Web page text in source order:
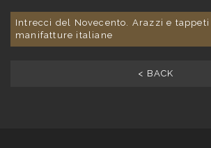
Intrecci del Novecento. Arazzi e
manifatture italiane
< BACK